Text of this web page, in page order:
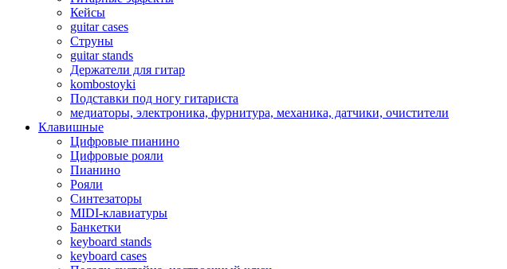
Кейсы
guitar cases
Струны
guitar stands
Держатели для гитар
kombostoyki
Подставки под ногу гитариста
медиаторы, электроника, фурнитура, механика, датчики, очистители
Клавишные
Цифровые пианино
Цифровые рояли
Пианино
Рояли
Синтезаторы
MIDI-клавиатуры
Банкетки
keyboard stands
keyboard cases